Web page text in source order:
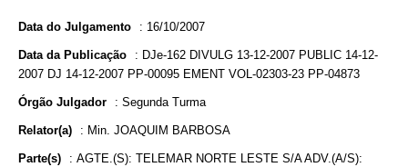
Data do Julgamento : 16/10/2007
Data da Publicação : DJe-162 DIVULG 13-12-2007 PUBLIC 14-12-
2007 DJ 14-12-2007 PP-00095 EMENT VOL-02303-23 PP-04873
Órgão Julgador : Segunda Turma
Relator(a) : Min. JOAQUIM BARBOSA
Parte(s) : AGTE.(S): TELEMAR NORTE LESTE S/A ADV.(A/S):